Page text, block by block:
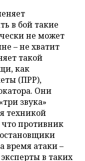
в бой такие
не может
– не хватит
такой
как
(ПРР),
Они
звука»
техникой
что противник
время атаки –
в таких